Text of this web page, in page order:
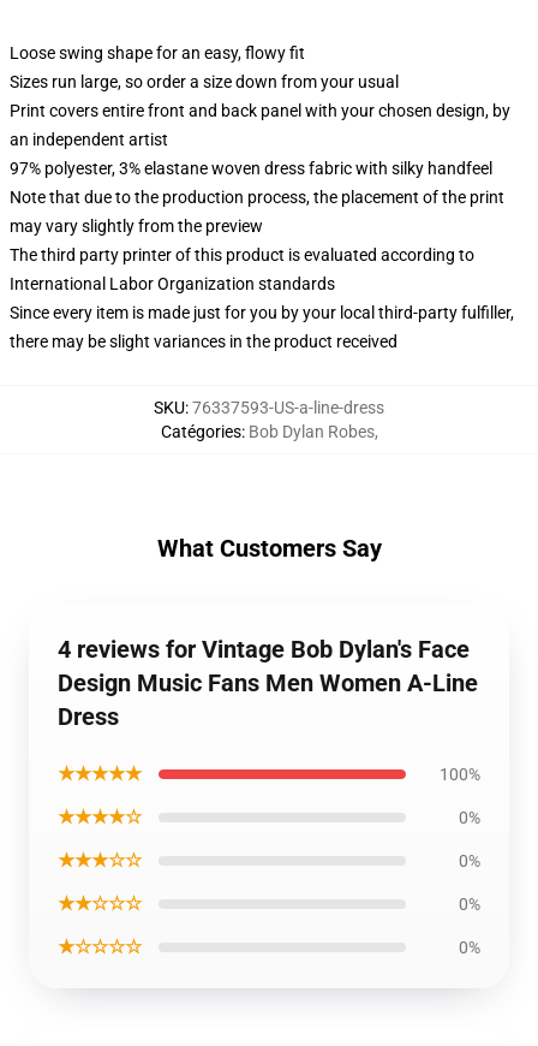
Loose swing shape for an easy, flowy fit
Sizes run large, so order a size down from your usual
Print covers entire front and back panel with your chosen design, by
an independent artist
97% polyester, 3% elastane woven dress fabric with silky handfeel
Note that due to the production process, the placement of the print
may vary slightly from the preview
The third party printer of this product is evaluated according to
International Labor Organization standards
Since every item is made just for you by your local third-party fulfiller,
there may be slight variances in the product received
SKU:76337593-US-a-line-dress
Catégories: Bob Dylan Robes,
What Customers Say
4 reviews for Vintage Bob Dylan's Face
Design Music Fans Men Women A-Line
Dress
★★★★★ 100%
★★★★☆ 0%
★★★☆☆ 0%
★★☆☆☆ 0%
★☆☆☆☆ 0%